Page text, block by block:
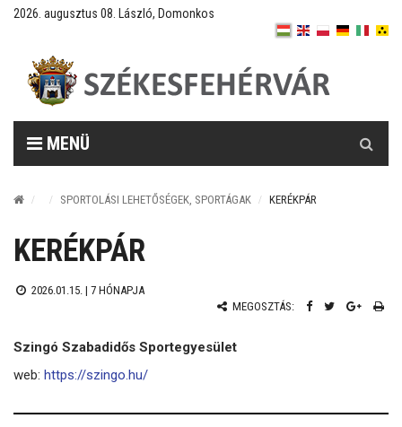
2026. augusztus 08. László, Domonkos
MENÜ
SPORTOLÁSI LEHETŐSÉGEK, SPORTÁGAK KERÉKPÁR
KERÉKPÁR
2026.01.15. | 7 HÓNAPJA
MEGOSZTÁS:
Szingó Szabadidős Sportegyesület
web: https://szingo.hu/